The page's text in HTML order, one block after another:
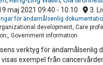
maj 2021 09:40 - 10:10 3.
för ändamålsenlig
development, Care
Government information
verktyg för ändamålsenlig
visas exempel från